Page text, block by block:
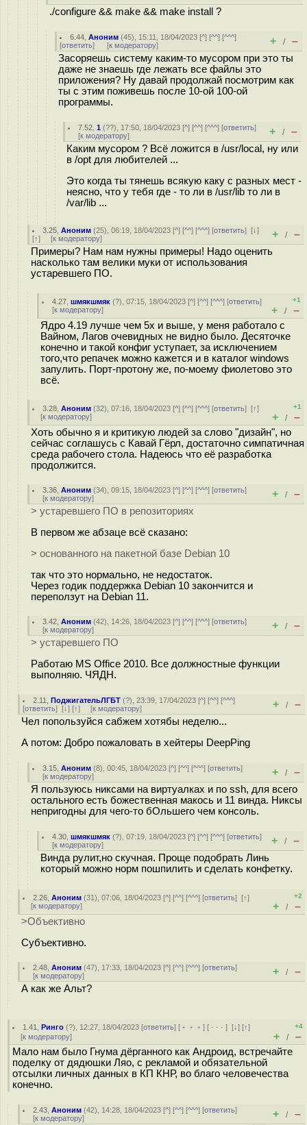
./configure && make && make install ?
6.44 ,Аноним (45), 15:11, 18/04/2023 [^] [^^] [^^^]
[ответить] [к модератору] + / –
Засоряешь систему каким-то мусором при это ты
даже не знаешь где лежать все файлы это
приложения? Ну давай продолжай посмотрим как
ты с этим поживешь после 10-ой 100-ой
программы.
7.52 ,1 (??), 17:50, 18/04/2023 [^] [^^] [^^^] [ответить]
[к модератору] + / –
Каким мусором ? Всё ложится в /usr/local, ну или
в /opt для любителей ...
Это когда ты тянешь всякую каку с разных мест -
неясно, что у тебя где - то ли в /usr/lib то ли в
/var/lib ...
3.25 ,Аноним (25), 06:19, 18/04/2023 [^] [^^] [^^^] [ответить][↓]
[↑] [к модератору] + / –
Примеры? Нам нам нужны примеры! Надо оценить
насколько там велики муки от использования
устаревшего ПО.
4.27 ,шмякшмяк (?), 07:15, 18/04/2023 [^] [^^] [^^^] [ответить]
[к модератору]
+1
+ / –
Ядро 4.19 лучше чем 5х и выше, у меня работало с
Вайном, Лагов очевидных не видно было. Десяточке
конечно и такой конфиг уступает, за исключением
того,что репачек можно кажется и в каталог windows
запулить. Порт-протону же, по-моему фиолетово это
всё.
3.28 ,Аноним (32), 07:16, 18/04/2023 [^] [^^] [^^^] [ответить][↑]
[к модератору]
+1
+ / –
Хоть обычно я и критикую людей за слово "дизайн", но
сейчас соглашусь с Кавай Гёрл, достаточно симпатичная
среда рабочего стола. Надеюсь что её разработка
продолжится.
3.36 ,Аноним (34), 09:15, 18/04/2023 [^] [^^] [^^^] [ответить]
[к модератору] + / –
> устаревшего ПО в репозиториях
В первом же абзаце всё сказано:
> основанного на пакетной базе Debian 10
так что это нормально, не недостаток.
Через годик поддержка Debian 10 закончится и
переползут на Debian 11.
3.42 ,Аноним (42), 14:26, 18/04/2023 [^] [^^] [^^^] [ответить]
[к модератору] + / –
> устаревшего ПО
Работаю MS Office 2010. Все должностные функции
выполняю. ЧЯДН.
2.11 ,ПоджигательЛГБТ (?), 23:39, 17/04/2023 [^] [^^] [^^^]
[ответить] [↓] [↑] [к модератору] + / –
Чел попользуйся сабжем хотябы неделю...
А потом: Добро пожаловать в хейтеры DeepPing
3.15 ,Аноним (8), 00:45, 18/04/2023 [^] [^^] [^^^] [ответить]
[к модератору] + / –
Я пользуюсь никсами на виртуалках и по ssh, для всего
остального есть божественная макось и 11 винда. Никсы
непригодны для чего-то бОльшего чем консоль.
4.30 ,шмякшмяк (?), 07:19, 18/04/2023 [^] [^^] [^^^] [ответить]
[к модератору] + / –
Винда рулит,но скучная. Проще подобрать Линь
который можно норм пошпилить и сделать конфетку.
2.26 ,Аноним (31), 07:06, 18/04/2023 [^] [^^] [^^^] [ответить][↑]
[к модератору]
+2
+ / –
>Объективно
Субъективно.
2.48 ,Аноним (47), 17:33, 18/04/2023 [^] [^^] [^^^] [ответить]
[к модератору] + / –
А как же Альт?
1.41 ,Ринго (?), 12:27, 18/04/2023 [ответить] [ ﹢﹢﹢] [ · · ·][↓] [↑]
[к модератору]
+4
+ / –
Мало нам было Гнума дёрганного как Андроид, встречайте
поделку от дядюшки Ляо, с рекламой и обязательной
отсылки личных данных в КП КНР, во благо человечества
конечно.
2.43 ,Аноним (42), 14:28, 18/04/2023 [^] [^^] [^^^] [ответить]
[к модератору] + / –